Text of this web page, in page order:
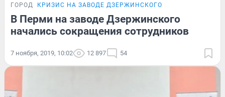
ГОРОД КРИЗИС НА ЗАВОДЕ ДЗЕРЖИНСКОГО
В Перми на заводе Дзержинского
начались сокращения сотрудников
7 ноября, 2019, 10:02 12 897 54